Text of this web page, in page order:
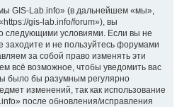
GIS-Lab.info» (в дальнейшем «мы»,
gis-lab.info/forum»), вы
следующими условиями. Если вы не
заходите и не пользуйтесь форумами
за собой право изменять эти
всё возможное, чтобы уведомить вас
было бы разумным регулярно
изменений, так как использование
после обновления/исправления